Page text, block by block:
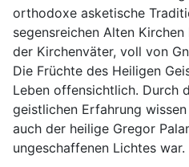
orthodoxe asketische
segensreichen Alten
der Kirchenväter, voll von
Die Früchte des Heiligen
Leben offensichtlich. Durch
geistlichen Erfahrung
auch der heilige Gregor
ungeschaffenen Lichtes war.